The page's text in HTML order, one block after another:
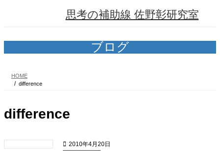
ツ
シ
思考の補助線 佐野彰研究室
ブログ
HOME
difference
difference
2010年4月20日